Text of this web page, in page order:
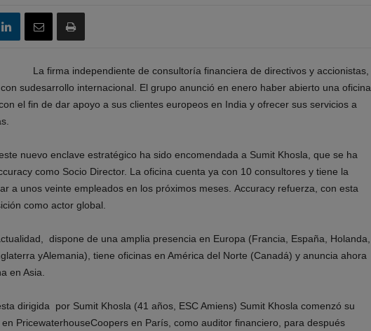
La firma independiente de consultoría financiera de directivos y accionistas,
sudesarrollo internacional. El grupo anunció en enero haber abierto una oficina
el fin de dar apoyo a sus clientes europeos en India y ofrecer sus servicios a
nuevo enclave estratégico ha sido encomendada a Sumit Khosla, que se ha
como Socio Director. La oficina cuenta ya con 10 consultores y tiene la
a unos veinte empleados en los próximos meses. Accuracy refuerza, con esta
como actor global.
dispone de una amplia presencia en Europa (Francia, España, Holanda,
yAlemania), tiene oficinas en América del Norte (Canadá) y anuncia ahora
en Asia.
dirigida por Sumit Khosla (41 años, ESC Amiens) Sumit Khosla comenzó su
PricewaterhouseCoopers en París, como auditor financiero, para después